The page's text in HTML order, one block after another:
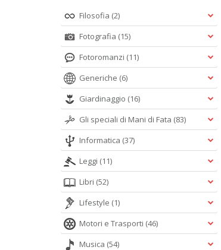
Filosofia (2)
Fotografia (15)
Fotoromanzi (11)
Generiche (6)
Giardinaggio (16)
Gli speciali di Mani di Fata (83)
Informatica (37)
Leggi (11)
Libri (52)
Lifestyle (1)
Motori e Trasporti (46)
Musica (54)